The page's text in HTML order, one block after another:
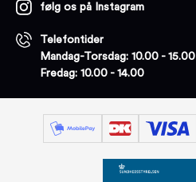
følg os på Instagram
Telefontider
Mandag-Torsdag: 10.00 - 15.00
Fredag: 10.00 - 14.00